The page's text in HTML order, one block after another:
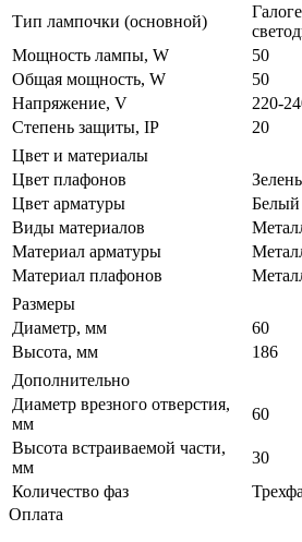
Тип лампочки (основной)
Мощность лампы, W
50
Общая мощность, W
50
Напряжение, V
220-
Степень защиты, IP
20
Цвет и материалы
Цвет плафонов
Цвет арматуры
Белый
Виды материалов
Материал арматуры
Материал плафонов
Размеры
Диаметр, мм
60
Высота, мм
186
Дополнительно
Диаметр врезного отверстия,
мм
60
Высота встраиваемой части,
мм
30
Количество фаз
Оплата